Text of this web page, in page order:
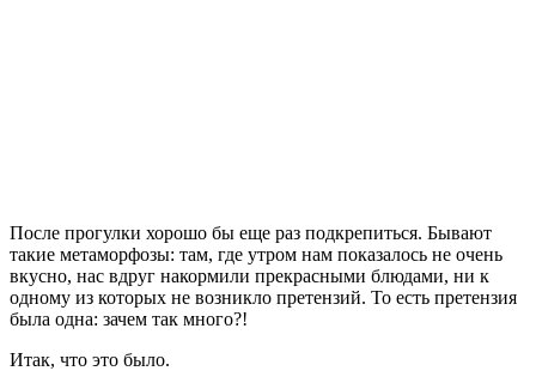
После прогулки хорошо бы еще раз подкрепиться. Бывают
такие метаморфозы: там, где утром нам показалось не очень
вкусно, нас вдруг накормили прекрасными блюдами, ни к
одному из которых не возникло претензий. То есть претензия
была одна: зачем так много?!
Итак, что это было.